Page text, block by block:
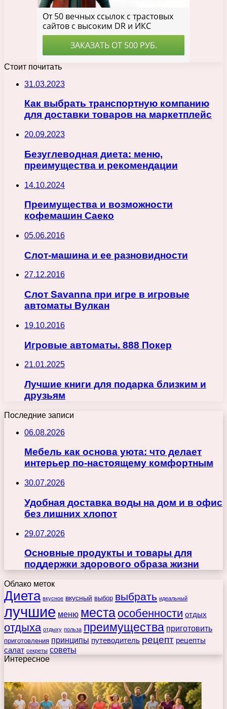
Стоит почитать
31.03.2023
Как выбрать транспортную компанию
для доставки товаров на маркетплейс
20.09.2023
Безуглеводная диета: меню,
преимущества и рекомендации
14.10.2024
Преимущества и возможности
кофемашин Саеко
05.06.2016
Слот-машина и ее разновидности
27.12.2016
Слот Savanna при игре в игровые
автоматы Вулкан
19.10.2016
Игровые автоматы. 888 Покер
21.01.2025
Лучшие книги для подарка близким и
друзьям
Последние записи
06.08.2026
Мебель как основа уюта: что делает
интерьер по-настоящему комфортным
30.07.2026
Удобная доставка воды на дом и в офис
без лишних хлопот
29.07.2026
Основные продукты и товары для
поддержки здорового образа жизни
Облако меток
Диета вкусное вкусный выбор выбрать идеальный
лучшие меню места особенности отдых
отдыха отдыху польза преимущества приготовить
приготовления принципы путеводитель рецепт рецепты
салат секреты советы
Интересное